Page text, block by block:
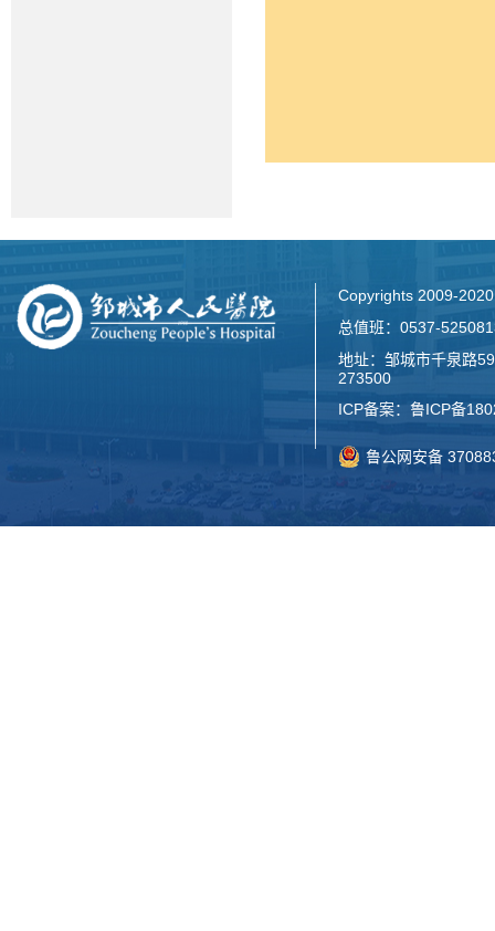
Copyrights 2009-
总值班：0537-
地址：邹城市千泉路
273500
ICP备案： 鲁ICP备
鲁公网安备